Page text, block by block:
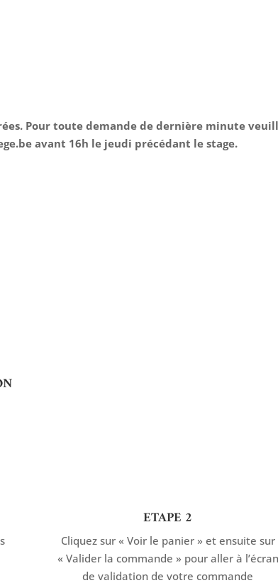
Pour toute demande de dernière minute
avant 16h le jeudi précédant le stage.
ETAPE 2
Cliquez sur « Voir le panier » et ensuite sur
« Valider la commande » pour aller à l’écran
de validation de votre commande